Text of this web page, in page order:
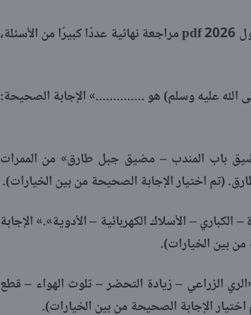
ويوفر المتفوق دراسات الصف السادس الابتدائي ترم اول 2026 pdf مراجعة نهائية عددًا كبيرًا من الأسئلة،
الله عليه وسلم) هو ..............» الإجابة الصحيحة:
باب المندب – مضيق جبل طارق» من الممرات
(تم اختيار الإجابة الصحيحة من بين الخيارات).
– الأسلاك الكهربائية – الأدوية».» الإجابة
بين الخيارات).
الزراعي – زيادة التحضر – تلوث الهواء – قطع
الإجابة الصحيحة من بين الخيارات).